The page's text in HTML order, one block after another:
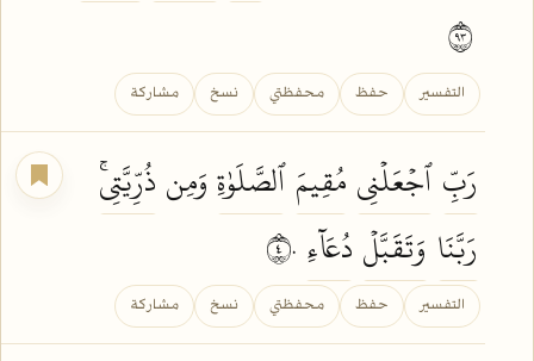
التفسير حفظ محفظتي نسخ مشاركة
رَبِّٱجۡعَلۡنِي مُقِيمَ ٱلصَّلَوٰةِوَمِن ذُرِّيَّتِيۚ
رَبَّنَا وَتَقَبَّلۡ دُعَآءِ
التفسير حفظ محفظتي نسخ مشاركة